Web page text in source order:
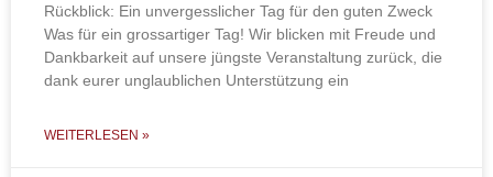
Rückblick: Ein unvergesslicher Tag für den guten Zweck
Was für ein grossartiger Tag! Wir blicken mit Freude und
Dankbarkeit auf unsere jüngste Veranstaltung zurück, die
dank eurer unglaublichen Unterstützung ein
WEITERLESEN »